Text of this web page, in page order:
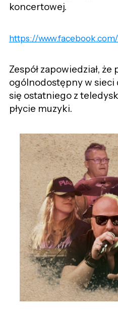
koncertowej.
https://
Zespół zapowiedział,
ogólnodostępny w sieci
się ostatniego z
płycie muzyki.